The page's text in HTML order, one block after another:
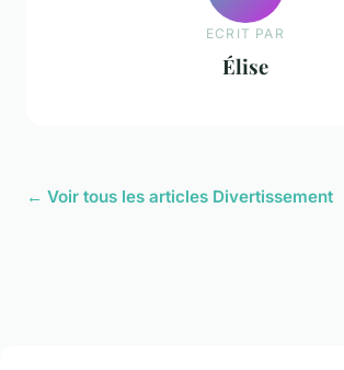
ECRIT PAR
Élise
← Voir tous les articles Divertissement